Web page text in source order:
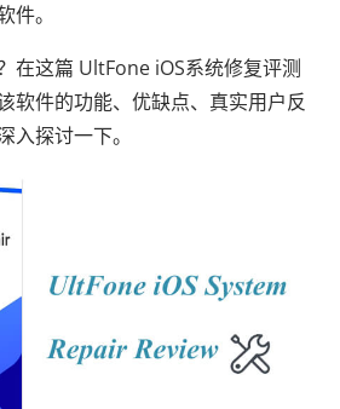
件。
在这篇 UltFone iOS系统修复评测
软件的功能、优缺点、真实用户反
入探讨一下。